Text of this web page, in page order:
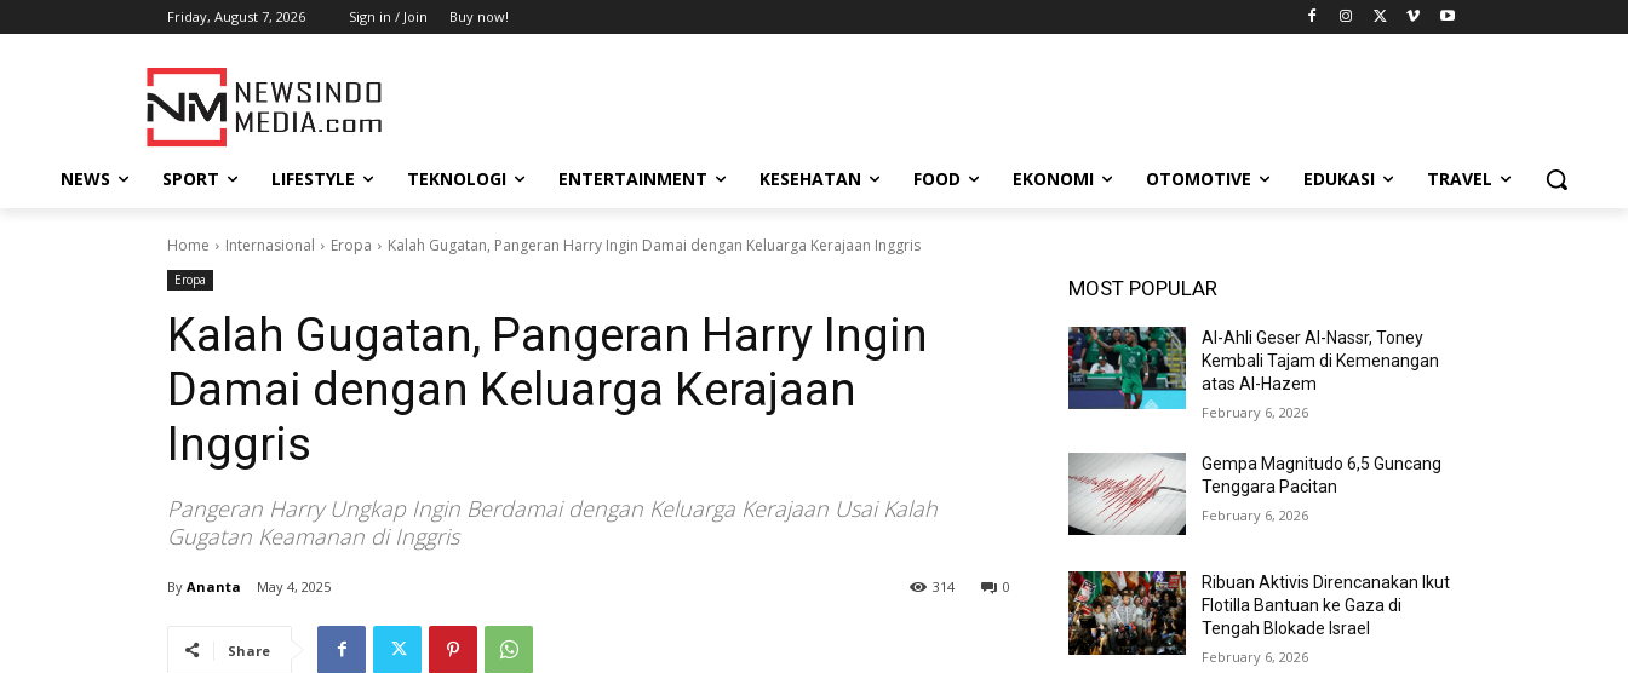
Friday, August 7, 2026 Sign in / Join Buy now!
NEWS SPORT LIFESTYLE TEKNOLOGI ENTERTAINMENT KESEHATAN FOOD EKONOMI OTOMOTIVE EDUKASI TRAVEL
Home Internasional Eropa Kalah Gugatan, Pangeran Harry Ingin Damai dengan Keluarga Kerajaan Inggris
Eropa
Kalah Gugatan, Pangeran Harry Ingin
Damai dengan Keluarga Kerajaan
Inggris
Pangeran Harry Ungkap Ingin Berdamai dengan Keluarga Kerajaan Usai Kalah
Gugatan Keamanan di Inggris
By Ananta May 4, 2025 0
314
Share
MOST POPULAR
Al-Ahli Geser Al-Nassr, Toney
Kembali Tajam di Kemenangan
atas Al-Hazem
February 6, 2026
Gempa Magnitudo 6,5 Guncang
Tenggara Pacitan
February 6, 2026
Ribuan Aktivis Direncanakan Ikut
Flotilla Bantuan ke Gaza di
Tengah Blokade Israel
February 6, 2026